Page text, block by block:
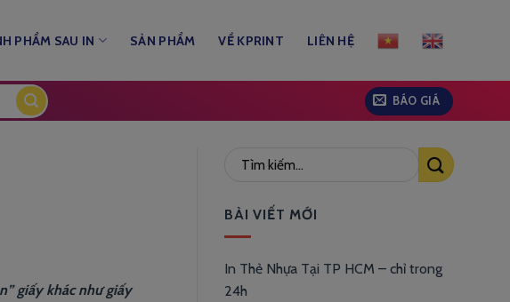
PHẨM SAU IN SẢN PHẨM VỀ KPRINT LIÊN HỆ
BÁO GIÁ
giấy khác như giấy
BÀI VIẾT MỚI
In Thẻ Nhựa Tại TP HCM – chỉ trong
24h